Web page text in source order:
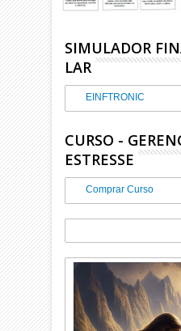
SIMULADOR
LAR
EINFTRONIC
CURSO -
ESTRESSE
Comprar Curso